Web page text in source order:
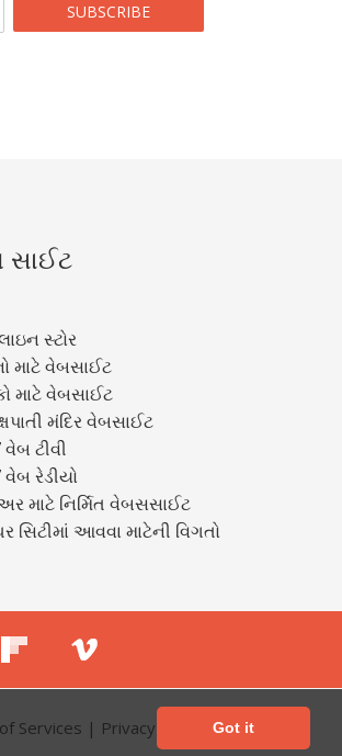
Got it
SUBSCRIBE
સ્ટોર
માટે વેબસાઈટ
માટે વેબસાઈટ
મંદિર વેબસાઈટ
વેબ ટીવી
વેબ રેડીયો
માટે નિર્મિત વેબસસાઈટ
સિટીમાં આવવા માટેની વિગતો
Services | Privacy Policy